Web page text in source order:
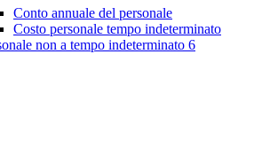
Conto annuale del personale
Costo personale tempo indeterminato
non a tempo indeterminato 6